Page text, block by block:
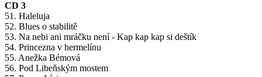
CD 3
51. Haleluja
52. Blues o stabilitě
53. Na nebi ani mráčku není - Kap kap kap si deštík
54. Princezna v hermelínu
55. Anežka Bémová
56. Pod Libeňským mostem